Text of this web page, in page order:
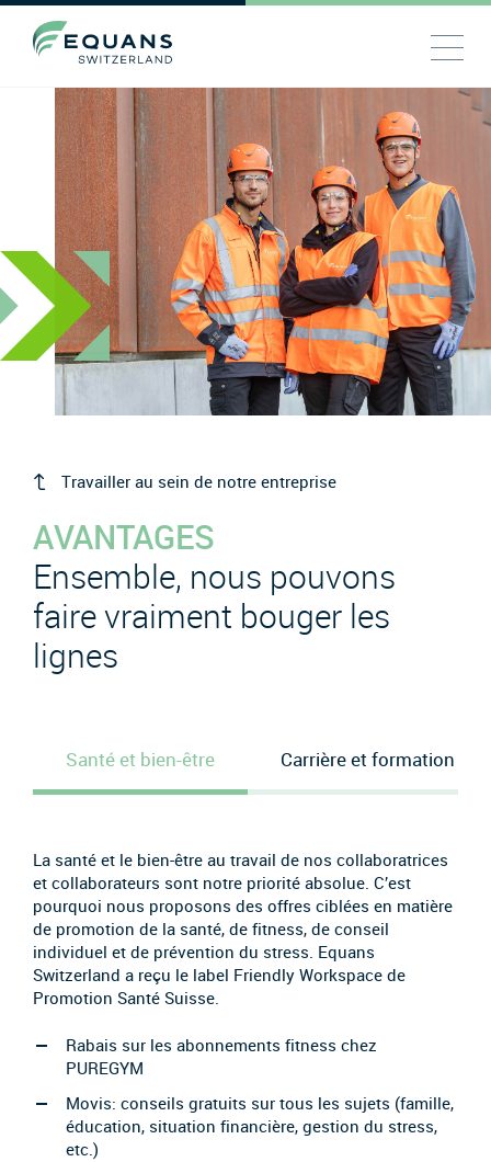
Travailler au sein de notre entreprise
AVANTAGES
Ensemble, nous pouvons
faire vraiment bouger les
lignes
Santé et bien-être Carrière et formation
La santé et le bien-être au travail de nos collaboratrices
et collaborateurs sont notre priorité absolue. C’est
pourquoi nous proposons des offres ciblées en matière
de promotion de la santé, de fitness, de conseil
individuel et de prévention du stress. Equans
Switzerland a reçu le label Friendly Workspace de
Promotion Santé Suisse.
Rabais sur les abonnements fitness chez
PUREGYM
Movis: conseils gratuits sur tous les sujets (famille,
éducation, situation financière, gestion du stress,
etc.)